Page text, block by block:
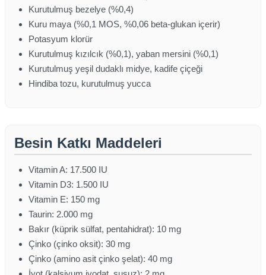
Kurutulmuş bezelye (%0,4)
Kuru maya (%0,1 MOS, %0,06 beta-glukan içerir)
Potasyum klorür
Kurutulmuş kızılcık (%0,1), yaban mersini (%0,1)
Kurutulmuş yeşil dudaklı midye, kadife çiçeği
Hindiba tozu, kurutulmuş yucca
Besin Katkı Maddeleri
Vitamin A: 17.500 IU
Vitamin D3: 1.500 IU
Vitamin E: 150 mg
Taurin: 2.000 mg
Bakır (küprik sülfat, pentahidrat): 10 mg
Çinko (çinko oksit): 30 mg
Çinko (amino asit çinko şelat): 40 mg